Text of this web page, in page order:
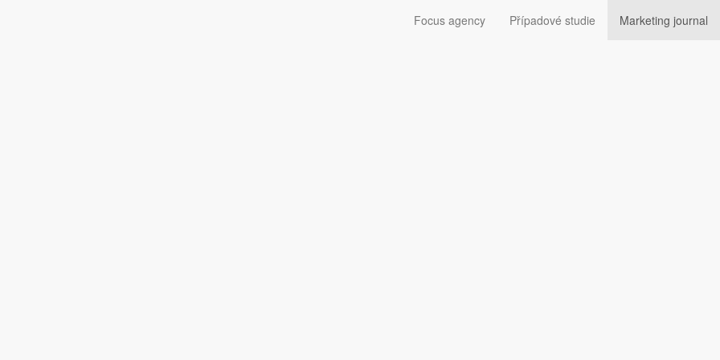
Focus agency Případové studie
Marketing journal
Anatomie rozhodování. A to 24. května 2023 na Communication Summit. Mezi tématy šestého ročníku dominují
summitu se spojil s programovým garantem spolkem Nelež, který si dává za cíl omezit reklamní investice do dezinformací.
nic neodpouští a nic neututlá. Proto organizátoři zvolili pro letošní
být v komunikaci skutečně opravdoví. Bude se věnovat „pravdám“, bez kterých se komunikační manažeři neobejdou, ale
a marketingu nahradí umělá inteligence.
Právě mu vyšla nová kniha s názvem „The Illusion of Choice“.
v marketingu stojí na dost vratkých základech. Namísto toho se potřebujeme pevně opřít o behaviorální vědu